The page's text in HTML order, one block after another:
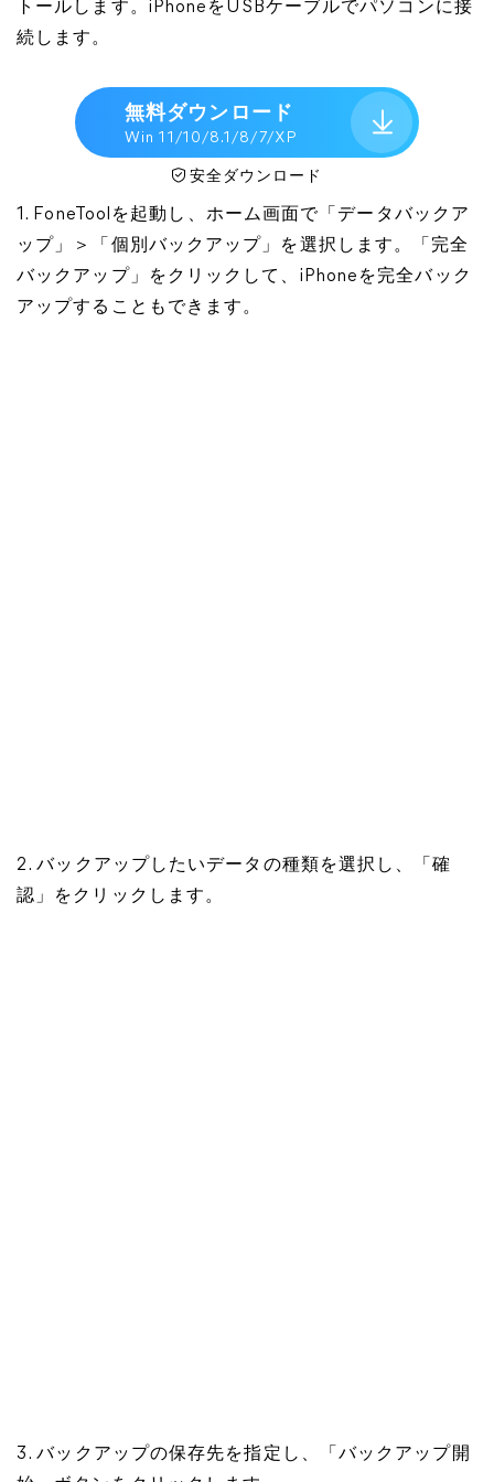
トールします。iPhoneをUSBケーブルでパソコンに接
続します。
無料ダウンロード
Win 11/10/8.1/8/7/XP
安全ダウンロード
1. FoneToolを起動し、ホーム画面で「データバックア
ップ」＞「個別バックアップ」を選択します。「完全
バックアップ」をクリックして、iPhoneを完全バック
アップすることもできます。
2. バックアップしたいデータの種類を選択し、「確
認」をクリックします。
3. バックアップの保存先を指定し、「バックアップ開